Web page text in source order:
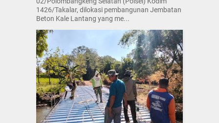
1426/Takalar, dilokasi pembangunan Jembatan
Beton Kale Lantang yang me...